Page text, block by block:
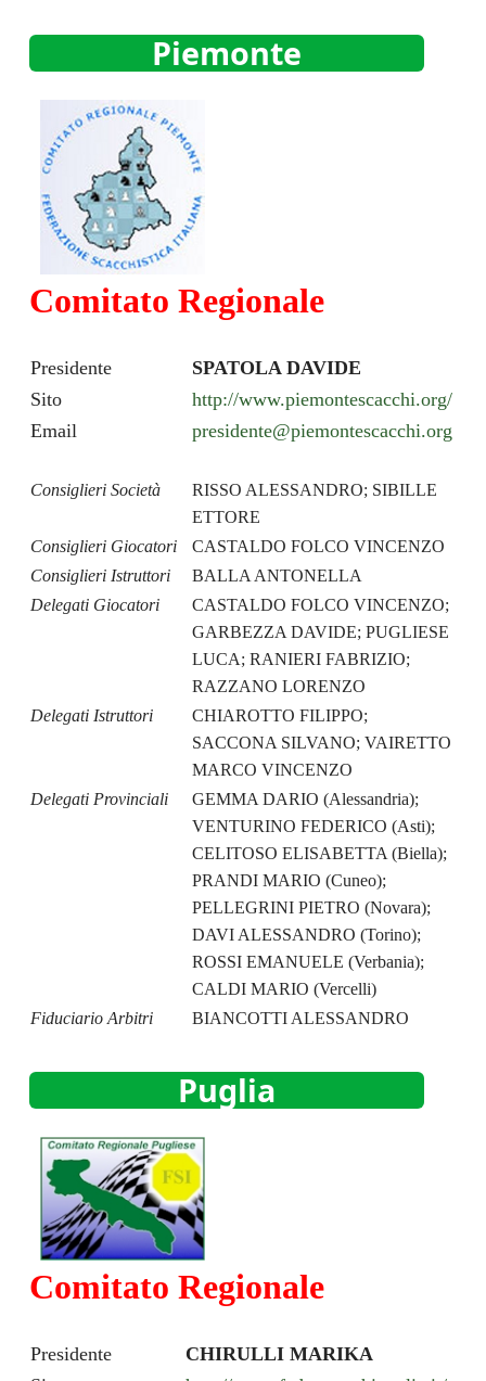
Piemonte
Comitato Regionale
Presidente
SPATOLA DAVIDE
Sito
http://www.piemontescacchi.org/
Email
presidente@piemontescacchi.org
Consiglieri Società
RISSO ALESSANDRO; SIBILLE
ETTORE
Consiglieri Giocatori
CASTALDO FOLCO VINCENZO
Consiglieri Istruttori
BALLA ANTONELLA
Delegati Giocatori
CASTALDO FOLCO VINCENZO;
GARBEZZA DAVIDE; PUGLIESE
LUCA; RANIERI FABRIZIO;
RAZZANO LORENZO
Delegati Istruttori
CHIAROTTO FILIPPO;
SACCONA SILVANO; VAIRETTO
MARCO VINCENZO
Delegati Provinciali
GEMMA DARIO (Alessandria);
VENTURINO FEDERICO (Asti);
CELITOSO ELISABETTA (Biella);
PRANDI MARIO (Cuneo);
PELLEGRINI PIETRO (Novara);
DAVI ALESSANDRO (Torino);
ROSSI EMANUELE (Verbania);
CALDI MARIO (Vercelli)
Fiduciario Arbitri
BIANCOTTI ALESSANDRO
Puglia
Comitato Regionale
Presidente
CHIRULLI MARIKA